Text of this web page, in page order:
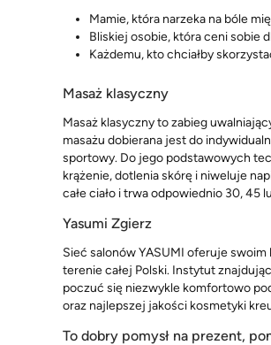
Mamie, która narzeka na bóle
Bliskiej osobie, która ceni sobie
Każdemu, kto chciałby
Masaż klasyczny
Masaż klasyczny to zabieg
masażu dobierana jest do
sportowy. Do jego podstawowych
krążenie, dotlenia skórę i niweluje
całe ciało i trwa odpowiednio 30, 45
Yasumi Zgierz
Sieć salonów YASUMI oferuje
terenie całej Polski. Instytut
poczuć się niezwykle komfortowo
oraz najlepszej jakości kosmetyki
To dobry pomysł na prezent,